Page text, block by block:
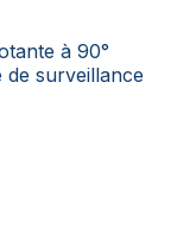
à 90°
surveillance